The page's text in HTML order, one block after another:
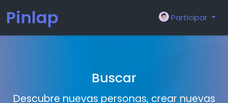
Pinlap Participar
Buscar
Descubre nuevas personas, crear nuevas